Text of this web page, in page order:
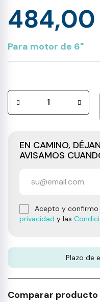
Para motor de 6"
EN CAMINO,
AVISAMOS
Acepto y confirmo
privacidad y las
Plazo de
Comparar producto